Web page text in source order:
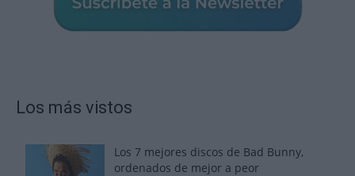
Los más vistos
Los 7 mejores discos de Bad Bunny,
ordenados de mejor a peor